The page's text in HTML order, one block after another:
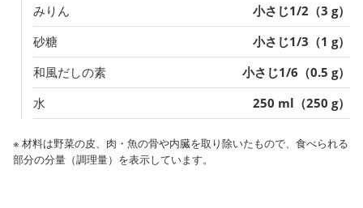
みりん
小さじ1/2（3 g）
砂糖
小さじ1/3（1 g）
和風だしの素
小さじ1/6（0.5 g）
水
250 ml（250 g）
※ 材料は野菜の皮、肉・魚の骨や内臓を取り除いたもので、食べられる
部分の分量（調理量）を表示しています。